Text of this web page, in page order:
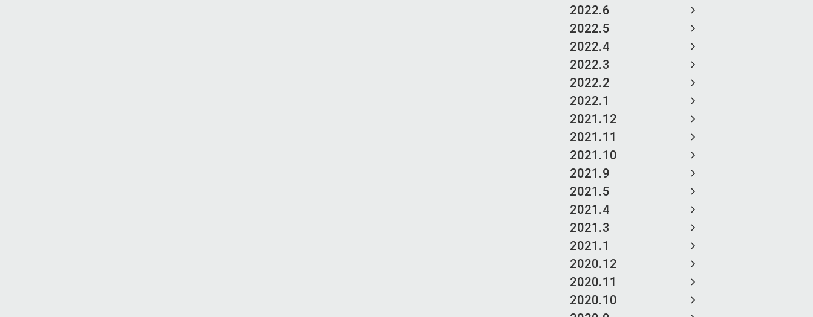
2022.6
2022.5
2022.4
2022.3
2022.2
2022.1
2021.12
2021.11
2021.10
2021.9
2021.5
2021.4
2021.3
2021.1
2020.12
2020.11
2020.10